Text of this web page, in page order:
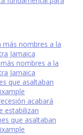
más nombres a la
Jamaica
nombres a la
Jamaica
que asaltaban
acabará
estabilizan
que asaltaban